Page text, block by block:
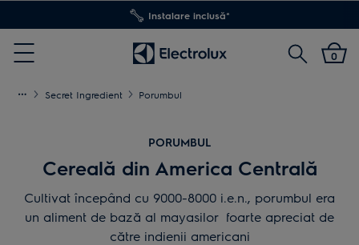
Transport inclus pentru comenzi >4.999 lei
Menu
Cautare0
Secret Ingredient Porumbul
PORUMBUL
Cereală din America Centrală
Cultivat începând cu 9000-8000 i.e.n., porumbul era
un aliment de bază al mayasilor foarte apreciat de
către indienii americani